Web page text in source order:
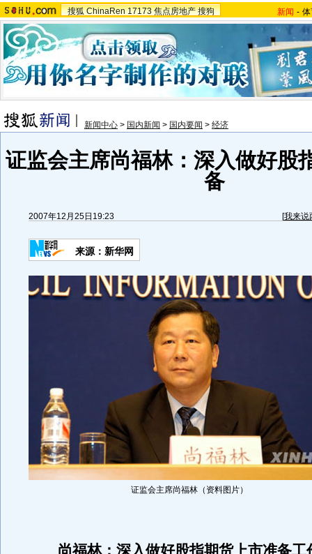
搜狐 ChinaRen 17173 焦点房地产 搜狗 新闻 -
新闻中心 > 国内新闻 > 国内要闻 > 经济
证监会主席尚福林：深入做好股
备
2007年12月25日19:23 [我来说
来源：新华网
证监会主席尚福林（资料图片）
尚福林：深入做好股指期货上市准备